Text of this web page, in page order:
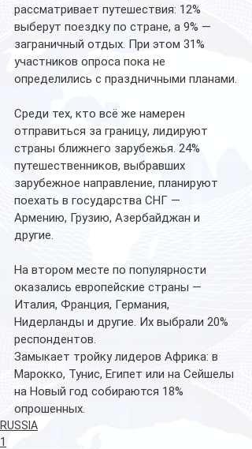
рассматривает путешествия: 12%
выберут поездку по стране, а 9% —
заграничный отдых. При этом 31%
участников опроса пока не
определились с праздничными планами.
Среди тех, кто всё же намерен
отправиться за границу, лидируют
страны ближнего зарубежья. 24%
путешественников, выбравших
зарубежное направление, планируют
поехать в государства СНГ —
Армению, Грузию, Азербайджан и
другие.
На втором месте по популярности
оказались европейские страны —
Италия, Франция, Германия,
Нидерланды и другие. Их выбрали 20%
респондентов.
Замыкает тройку лидеров Африка: в
Марокко, Тунис, Египет или на Сейшелы
на Новый год собираются 18%
опрошенных.
RUSSIA
1